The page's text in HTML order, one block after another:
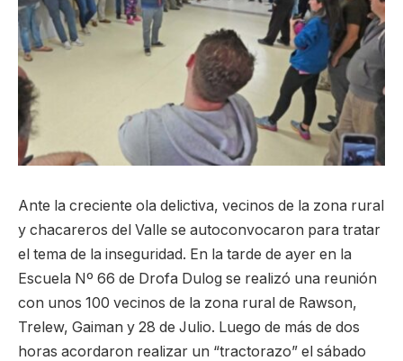
Ante la creciente ola delictiva, vecinos de la zona rural
y chacareros del Valle se autoconvocaron para tratar
el tema de la inseguridad. En la tarde de ayer en la
Escuela Nº 66 de Drofa Dulog se realizó una reunión
con unos 100 vecinos de la zona rural de Rawson,
Trelew, Gaiman y 28 de Julio. Luego de más de dos
horas acordaron realizar un “tractorazo” el sábado